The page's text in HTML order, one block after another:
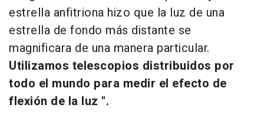
estrella anfitriona hizo que la luz de una
estrella de fondo más distante se
magnificara de una manera particular.
Utilizamos telescopios distribuidos por
todo el mundo para medir el efecto de
flexión de la luz ".